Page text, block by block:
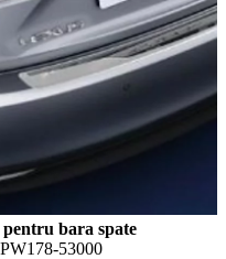
bara spate
PW178-53000